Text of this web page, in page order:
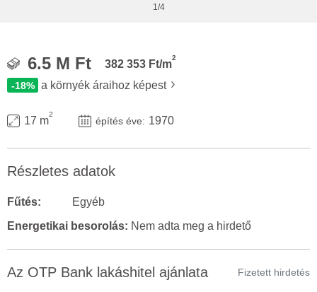
1/4
6.5 M Ft 382 353 Ft/m
2
-18% a környék áraihoz képest
17 m
2
építés éve: 1970
Részletes adatok
Fűtés:
Egyéb
Energetikai besorolás: Nem adta meg a hirdető
Az OTP Bank lakáshitel ajánlata Fizetett hirdetés